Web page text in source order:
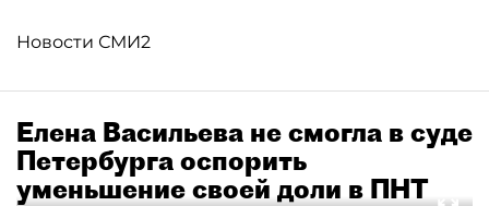
Новости СМИ2
Елена Васильева не смогла в суде
Петербурга оспорить
уменьшение своей доли в ПНТ